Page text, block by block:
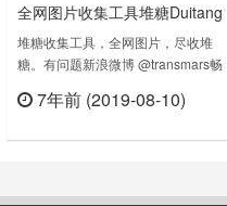
全网图片收集工具堆糖Duitang
官方
堆糖收集工具，全网图片，尽收堆
糖。有问题新浪微博 @transmars畅
意间出现的美图，让你爱不释手，下
拖拽中意的图片，就能快速方便的收
7年前 (2019-08-10)